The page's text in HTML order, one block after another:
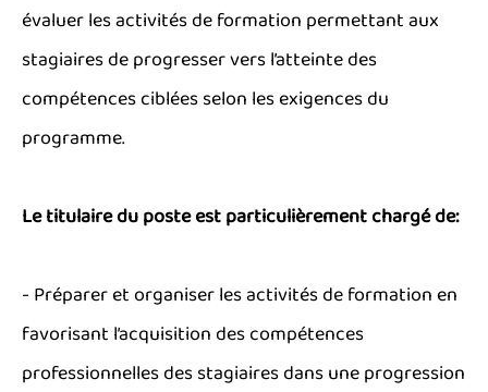
évaluer les activités de formation permettant aux
stagiaires de progresser vers l’atteinte des
compétences ciblées selon les exigences du
programme.
Le titulaire du poste est particulièrement chargé de:
- Préparer et organiser les activités de formation en
favorisant l’acquisition des compétences
professionnelles des stagiaires dans une progression